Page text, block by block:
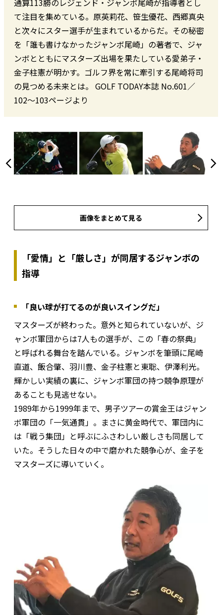
通算113勝のレジェンド・ジャンボ尾崎が指導者とし
て注目を集めている。原英莉花、笹生優花、西郷真央
と次々にスター選手が生まれているからだ。その秘密
を「誰も書けなかったジャンボ尾崎」の著者で、ジャ
ンボとともにマスターズ出場を果たしている愛弟子・
金子柱憲が明かす。ゴルフ界を常に牽引する尾崎将司
の見つめる未来とは。 GOLF TODAY本誌 No.601／
102〜103ページより
画像をまとめて見る
「愛情」と「厳しさ」が同居するジャンボの
指導
「良い球が打てるのが良いスイングだ」
マスターズが終わった。意外と知られていないが、ジ
ャンボ軍団からは7人もの選手が、この「春の祭典」
と呼ばれる舞台を踏んでいる。ジャンボを筆頭に尾崎
直道、飯合肇、羽川豊、金子柱憲と東聡、伊澤利光。
輝かしい実績の裏に、ジャンボ軍団の持つ競争原理が
あることも見逃せない。
1989年から1999年まで、男子ツアーの賞金王はジャン
ボ軍団の「一気通貫」。まさに黄金時代で、軍団内に
は「戦う集団」と呼ぶにふさわしい厳しさも同居して
いた。そうした日々の中で磨かれた競争心が、金子を
マスターズに導いていく。